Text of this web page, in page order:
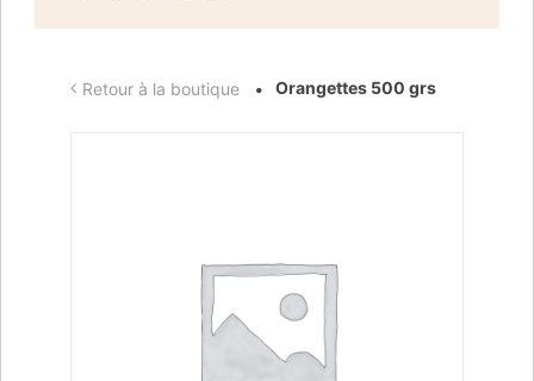
Retour à la boutique Orangettes 500 grs